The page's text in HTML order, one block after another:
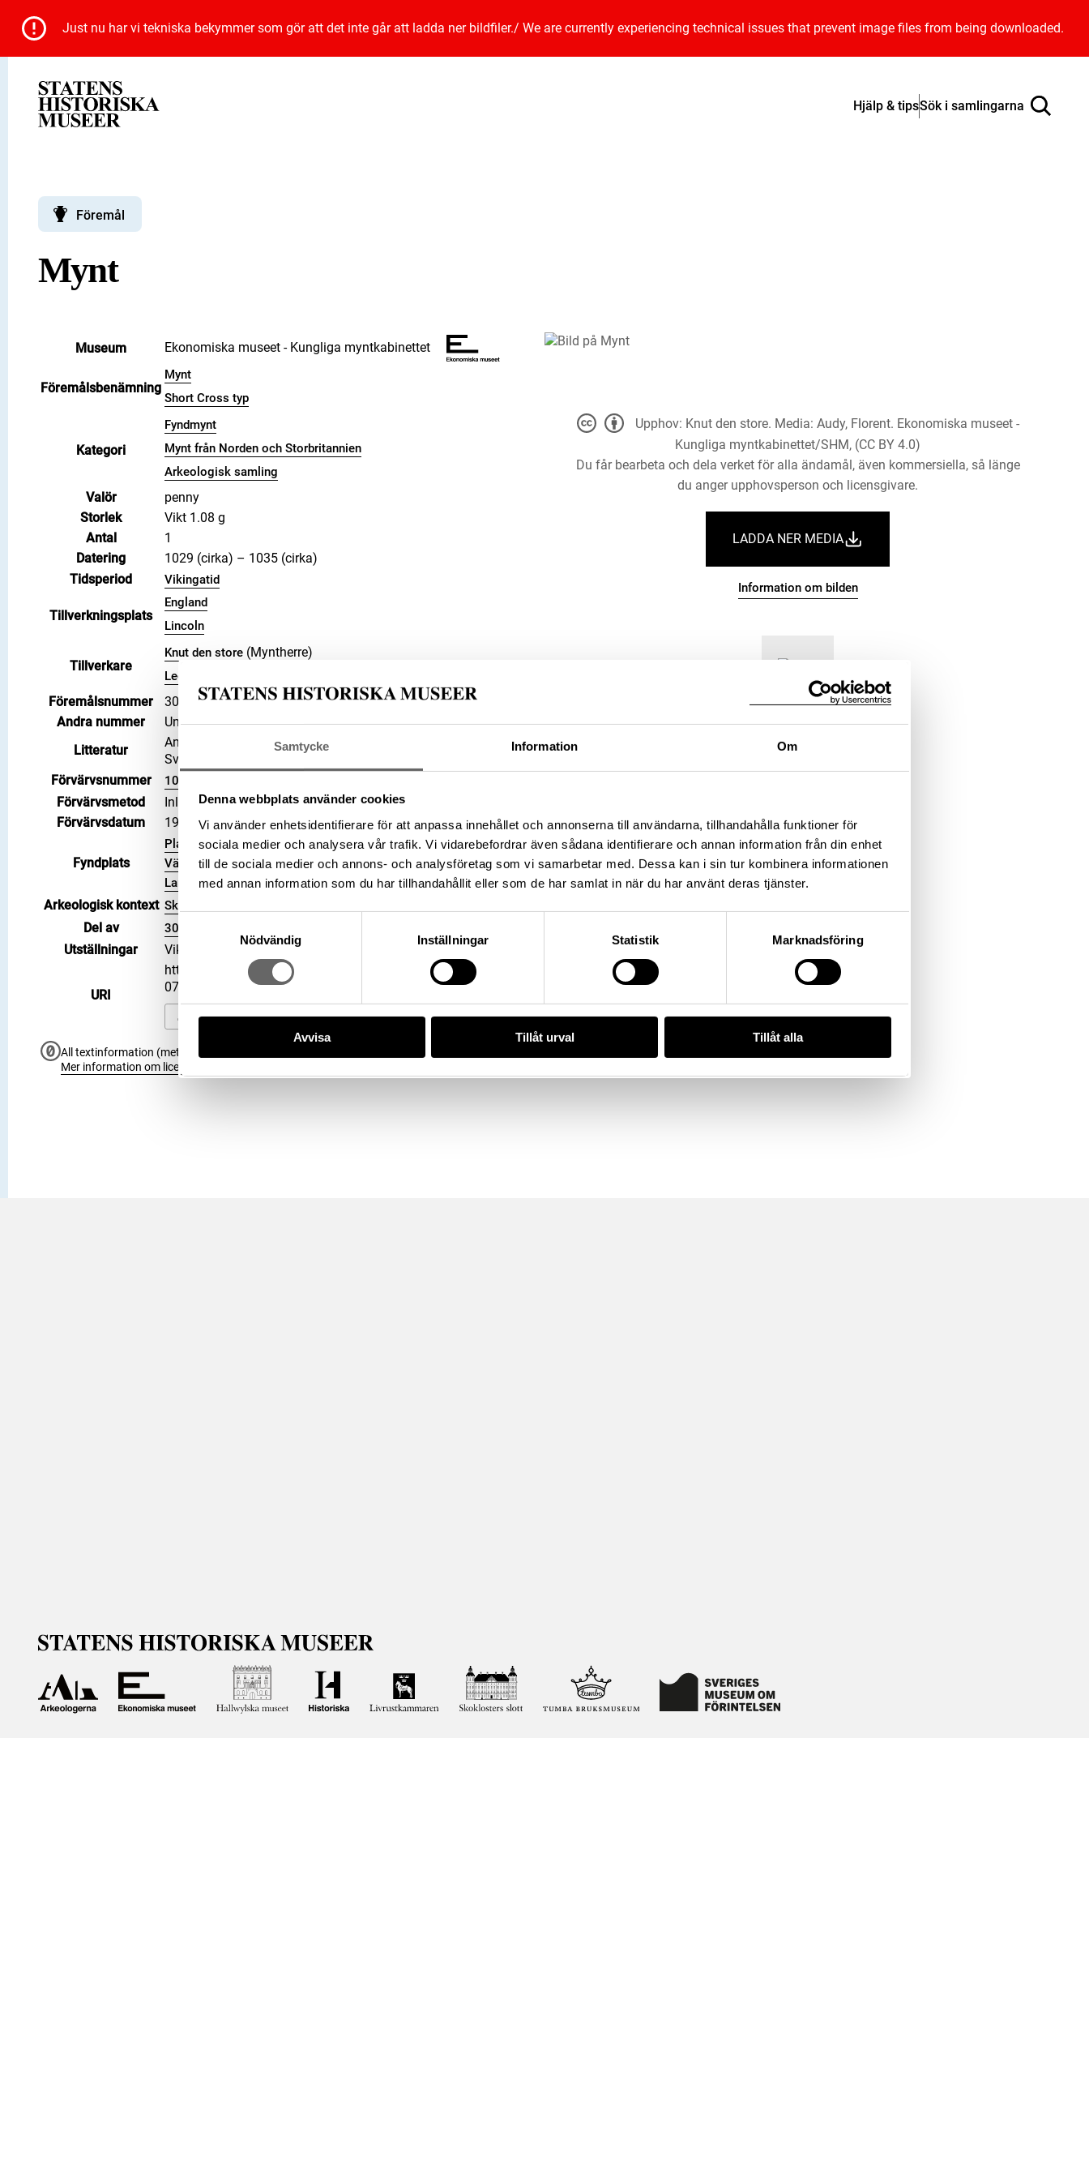
Samtycke Information Om
Denna webbplats använder cookies
Vi använder enhetsidentifierare för att anpassa innehållet och annonserna till användarna, tillhandahålla funktioner för
sociala medier och analysera vår trafik. Vi vidarebefordrar även sådana identifierare och annan information från din enhet
till de sociala medier och annons- och analysföretag som vi samarbetar med. Dessa kan i sin tur kombinera informationen
med annan information som du har tillhandahållit eller som de har samlat in när du har använt deras tjänster.
Nödvändig
Inställningar Statistik Marknadsföring
Avvisa Tillåt urval Tillåt alla
Just nu har vi tekniska bekymmer som gör att det inte går att ladda ner bildfiler./ We are currently experiencing technical issues that prevent image files from being downloaded.
Hjälp & tipsSök i samlingarna
Föremål
Mynt
Museum Ekonomiska museet - Kungliga myntkabinettet
Föremålsbenämning
Mynt
Short Cross typ
Kategori
Fyndmynt
Mynt från Norden och Storbritannien
Arkeologisk samling
Valör
penny
Storlek
Vikt 1.08 g
Antal
1
Datering
1029 (cirka) – 1035 (cirka)
Tidsperiod
Vikingatid
Tillverkningsplats
England
Lincoln
Tillverkare
Knut den store (Myntherre)
Leofwine
Föremålsnummer
3008341
Andra nummer
Undernummer: 1451
Litteratur
Anglosachsiska mynt i Svenska kongliga myntkabinettet funna i
Sveriges jord, 1881, Hd 1619 (Hildebrand, Bror Emil)
Förvärvsnummer
102449
Förvärvsmetod
Inlösen
Förvärvsdatum
1995-06-14
Fyndplats
Plats: Lilla Klintegårde, Fastighet: Lilla Klintegårde 3:1, Socken:
Väskinde socken, Kommun: Gotland kommun, Landskap: Gotland,
Land: Sverige
Arkeologisk kontext Skattfynd
Del av 3006795
Utställningar Vikingarnas värld (start 2021-06-24), Historiska museet
URI
https://samlingar.shm.se/object/15DDABA7-5B60-4FAB-8F22-
07B89591690A
Kopiera URI
All textinformation (metadata) på denna sida är fri att använda enligt licensen CC0.
Mer information om licenser hos Statens historiska museer.
Upphov: Knut den store. Media: Audy, Florent. Ekonomiska museet -
Kungliga myntkabinettet/SHM, (CC BY 4.0)
Du får bearbeta och dela verket för alla ändamål, även kommersiella, så länge
du anger upphovsperson och licensgivare.
LADDA NER MEDIA
Information om bilden